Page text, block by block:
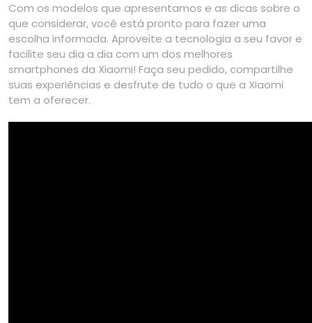
Com os modelos que apresentamos e as dicas sobre o
que considerar, você está pronto para fazer uma
escolha informada. Aproveite a tecnologia a seu favor e
facilite seu dia a dia com um dos melhores
smartphones da Xiaomi! Faça seu pedido, compartilhe
suas experiências e desfrute de tudo o que a Xiaomi
tem a oferecer.